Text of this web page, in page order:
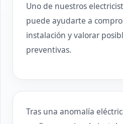
Uno de nuestros
puede ayudarte a
instalación y valorar
preventivas.
Tras una anomalía